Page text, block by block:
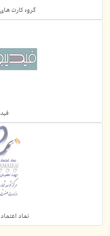
گروه کارت های
نماد